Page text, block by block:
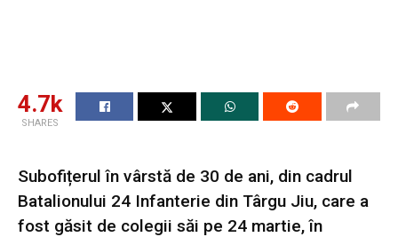
4.7k
SHARES
Subofițerul în vârstă de 30 de ani, din cadrul
Batalionului 24 Infanterie din Târgu Jiu, care a
fost găsit de colegii săi pe 24 martie, în